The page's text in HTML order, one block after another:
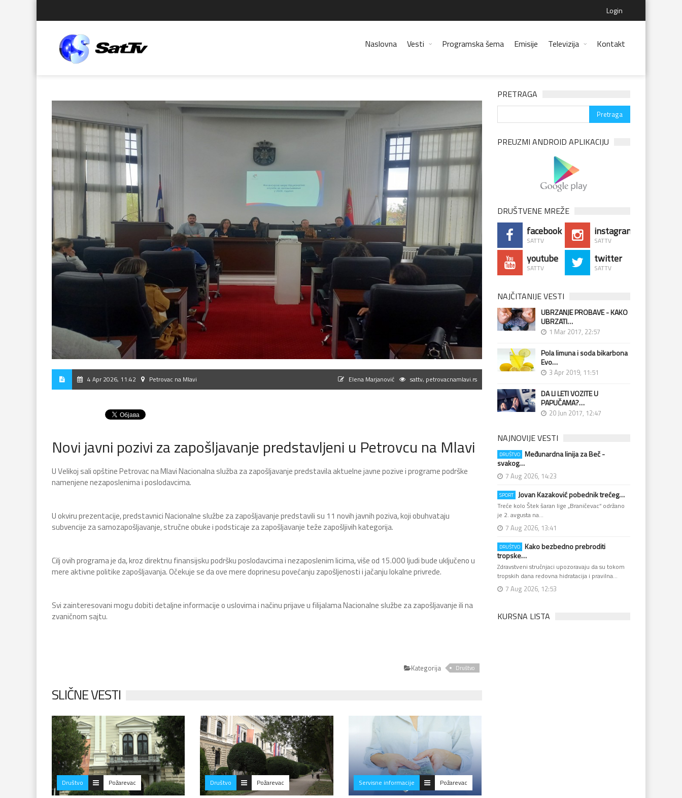
Login
Naslovna Vesti Programska šema Emisije Televizija Kontakt
4 Apr 2026, 11:42 Petrovac na Mlavi sattv, petrovacnamlavi.rs
Elena Marjanović
Novi javni pozivi za zapošljavanje predstavljeni u Petrovcu na Mlavi
U Velikoj sali opštine Petrovac na Mlavi Nacionalna služba za zapošljavanje predstavila aktuelne javne pozive i programe podrške
namenjene nezaposlenima i poslodavcima.
U okviru prezentacije, predstavnici Nacionalne službe za zapošljavanje predstavili su 11 novih javnih poziva, koji obuhvataju
subvencije za samozapošljavanje, stručne obuke i podsticaje za zapošljavanje teže zapošljivih kategorija.
Cilj ovih programa je da, kroz direktnu finansijsku podršku poslodavcima i nezaposlenim licima, više od 15.000 ljudi bude uključeno u
mere aktivne politike zapošljavanja. Očekuje se da ove mere doprinesu povećanju zapošljenosti i jačanju lokalne privrede.
Svi zainteresovani mogu dobiti detaljne informacije o uslovima i načinu prijave u filijalama Nacionalne službe za zapošljavanje ili na
zvaničnom sajtu.
Kategorija Društvo
SLIČNE VESTI
Društvo Požarevac Društvo Požarevac Servisne informacije Požarevac
PRETRAGA
PREUZMI ANDROID APLIKACIJU
DRUŠTVENE MREŽE
facebook
SATTV
instagram
SATTV
youtube
SATTV
twitter
SATTV
NAJČITANIJE VESTI
UBRZANJE PROBAVE - KAKO
UBRZATI…
1 Mar 2017, 22:57
Pola limuna i soda bikarbona
Evo…
3 Apr 2019, 11:51
DA LI LETI VOZITE U
PAPUČAMA?…
20 Jun 2017, 12:47
NAJNOVIJE VESTI
DRUŠTVO
Međunardna linija za Beč -
svakog…
7 Aug 2026, 14:23
SPORT Jovan Kazaković pobednik trećeg…
Treće kolo Štek šaran lige „Braničevac“ održano
je 2. avgusta na…
7 Aug 2026, 13:41
DRUŠTVO
Kako bezbedno prebroditi
tropske…
Zdravstveni stručnjaci upozoravaju da su tokom
tropskih dana redovna hidratacija i pravilna…
7 Aug 2026, 12:53
KURSNA LISTA